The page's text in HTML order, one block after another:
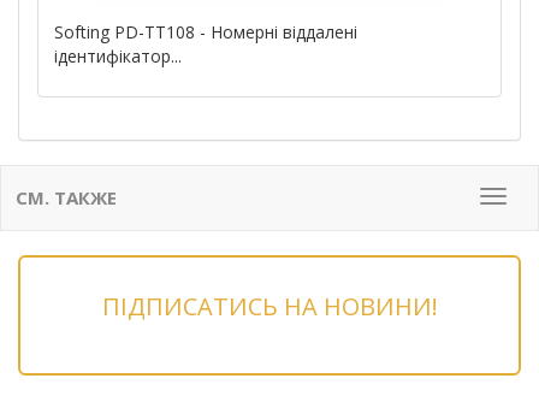
Softing PD-TT108 - Номерні віддалені
ідентифікатор...
Меню
СМ. ТАКЖЕ
ПІДПИСАТИСЬ НА НОВИНИ!